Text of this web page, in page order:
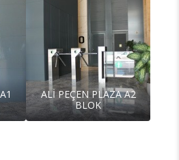
ALİ PEÇEN PLAZA A2
BLOK